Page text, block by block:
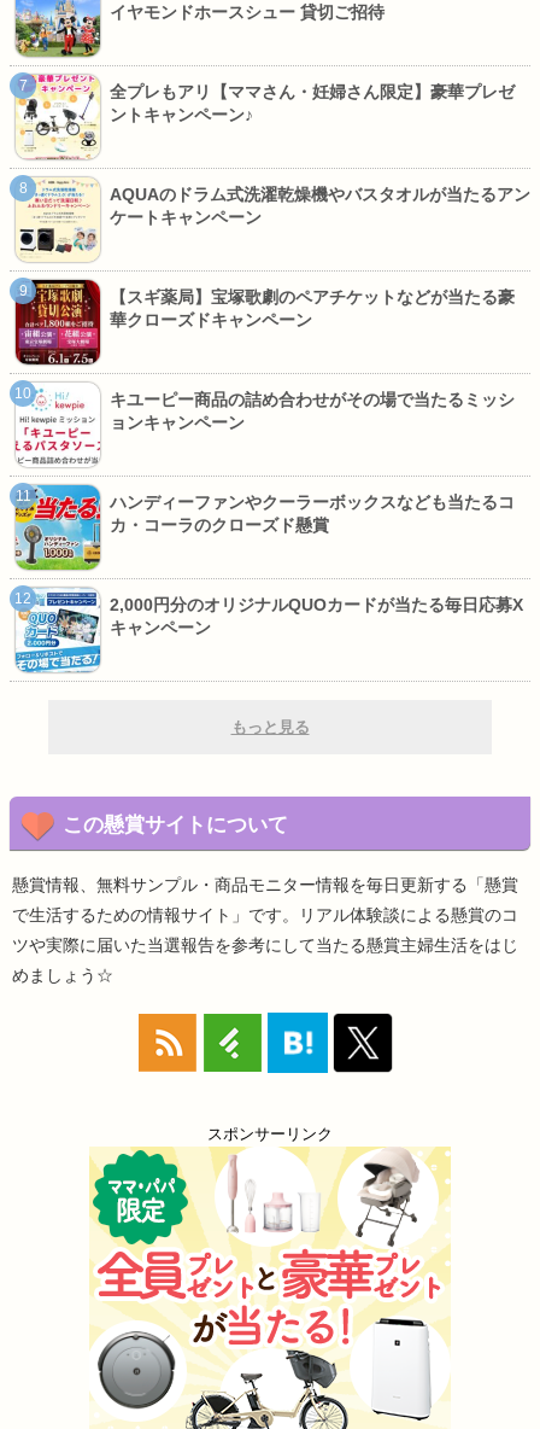
イヤモンドホースシュー 貸切ご招待
全プレもアリ【ママさん・妊婦さん限定】豪華プレゼ
ントキャンペーン♪
AQUAのドラム式洗濯乾燥機やバスタオルが当たるアン
ケートキャンペーン
【スギ薬局】宝塚歌劇のペアチケットなどが当たる豪
華クローズドキャンペーン
キユーピー商品の詰め合わせがその場で当たるミッシ
ョンキャンペーン
ハンディーファンやクーラーボックスなども当たるコ
カ・コーラのクローズド懸賞
2,000円分のオリジナルQUOカードが当たる毎日応募X
キャンペーン
もっと見る
この懸賞サイトについて
懸賞情報、無料サンプル・商品モニター情報を毎日更新する「懸賞
で生活するための情報サイト」です。リアル体験談による懸賞のコ
ツや実際に届いた当選報告を参考にして当たる懸賞主婦生活をはじ
めましょう☆
スポンサーリンク